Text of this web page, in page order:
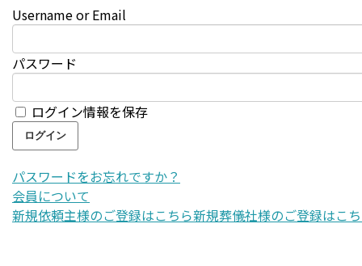
Username or Email
パスワード
ログイン情報を保存
パスワードをお忘れですか？
会員について
新規依頼主様のご登録はこちら新規葬儀社様のご登録はこ